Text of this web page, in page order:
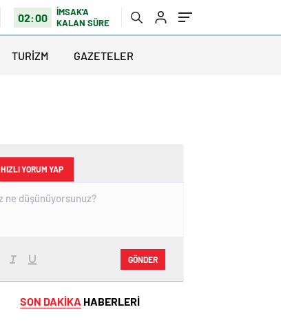
02:00
İMSAK'A
KALAN SÜRE
TURİZM GAZETELER
HIZLI YORUM YAP
GÖNDER
SON DAKİKA HABERLERİ